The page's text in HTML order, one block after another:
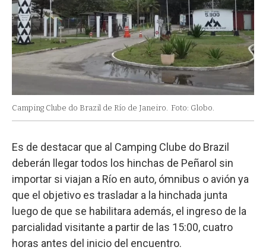
Camping Clube do Brazil de Río de Janeiro. Foto: Globo.
Es de destacar que al Camping Clube do Brazil
deberán llegar todos los hinchas de Peñarol sin
importar si viajan a Río en auto, ómnibus o avión ya
que el objetivo es trasladar a la hinchada junta
luego de que se habilitara además, el ingreso de la
parcialidad visitante a partir de las 15:00, cuatro
horas antes del inicio del encuentro.